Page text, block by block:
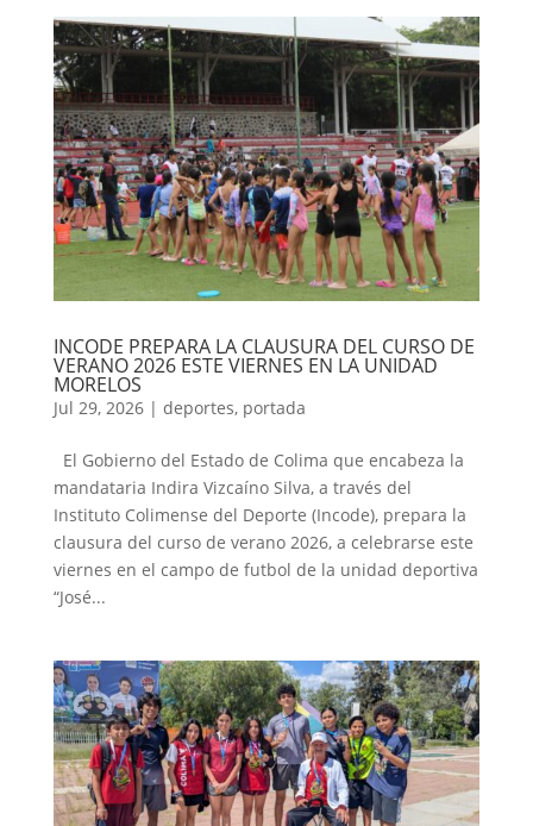
INCODE PREPARA LA CLAUSURA DEL CURSO DE
VERANO 2026 ESTE VIERNES EN LA UNIDAD
MORELOS
Jul 29, 2026| deportes, portada
El Gobierno del Estado de Colima que encabeza la
mandataria Indira Vizcaíno Silva, a través del
Instituto Colimense del Deporte (Incode), prepara la
clausura del curso de verano 2026, a celebrarse este
viernes en el campo de futbol de la unidad deportiva
“José...